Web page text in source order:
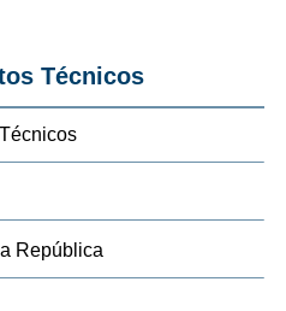
Técnicos
República